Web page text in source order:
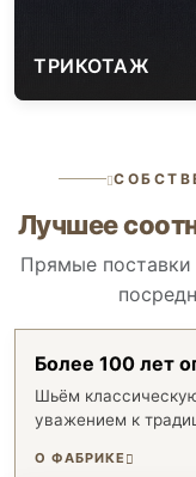
Лучшее
Прямые поставки
Более 100 лет
Шьём
уважением к
О ФАБРИКЕ
ТРИКОТАЖ